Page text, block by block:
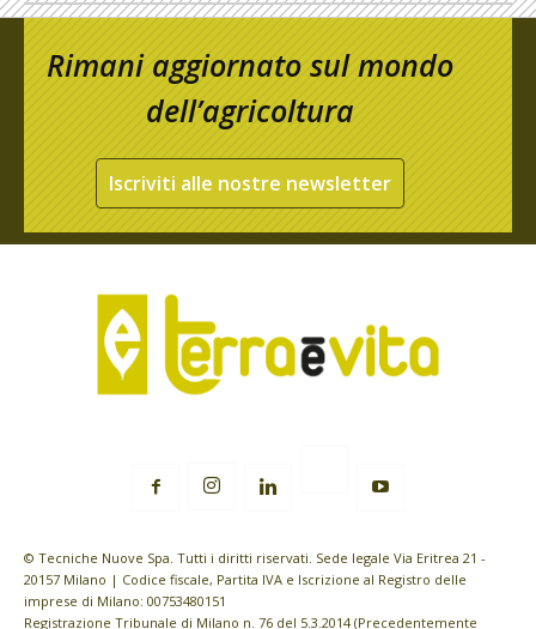
Rimani aggiornato sul mondo
dell’agricoltura
Iscriviti alle nostre newsletter
© Tecniche Nuove Spa. Tutti i diritti riservati. Sede legale Via Eritrea 21 -
20157 Milano | Codice fiscale, Partita IVA e Iscrizione al Registro delle
imprese di Milano: 00753480151
Registrazione Tribunale di Milano n. 76 del 5.3.2014 (Precedentemente